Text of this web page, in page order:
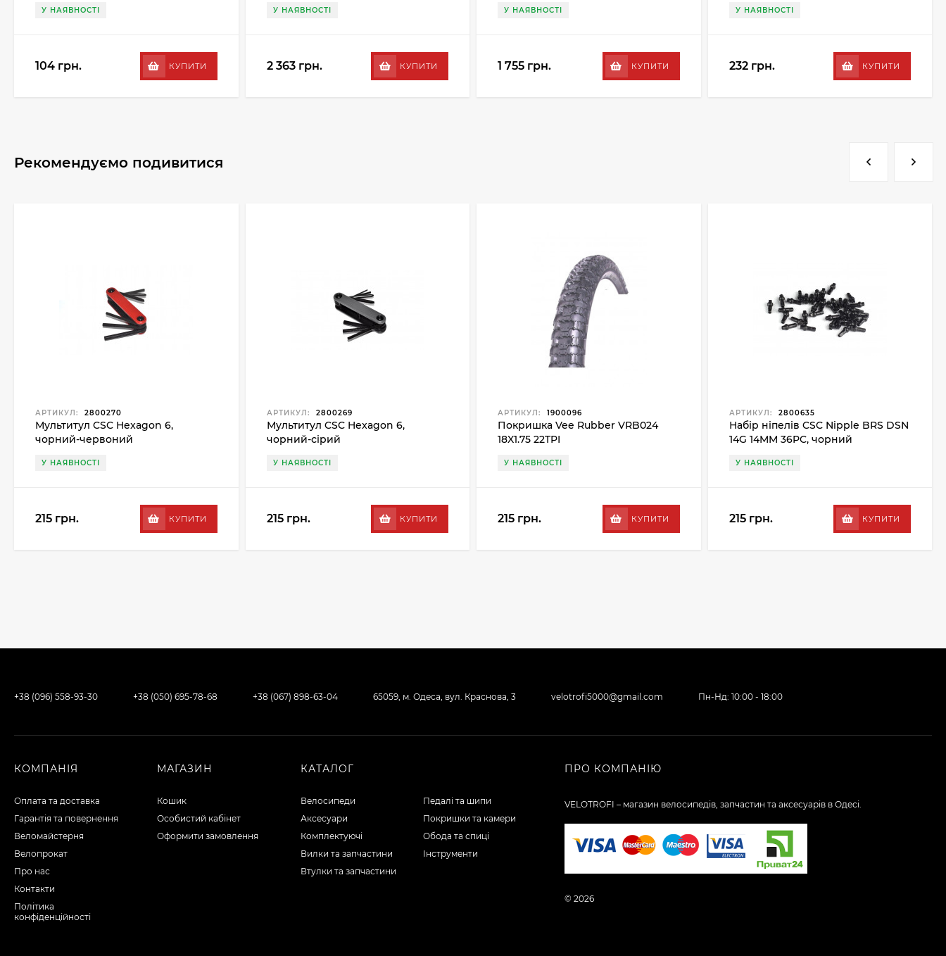
У НАЯВНОСТІ
104 грн. КУПИТИ
У НАЯВНОСТІ
2 363 грн. КУПИТИ
У НАЯВНОСТІ
1 755 грн. КУПИТИ
У НАЯВНОСТІ
232 грн. КУПИТИ
Рекомендуємо подивитися
АРТИКУЛ: 2800270
Мультитул CSC Hexagon 6,
чорний-червоний
У НАЯВНОСТІ
215 грн. КУПИТИ
АРТИКУЛ: 2800269
Мультитул CSC Hexagon 6,
чорний-сірий
У НАЯВНОСТІ
215 грн. КУПИТИ
АРТИКУЛ: 1900096
Покришка Vee Rubber VRB024
18X1.75 22TPI
У НАЯВНОСТІ
215 грн. КУПИТИ
АРТИКУЛ: 2800635
Набір ніпелів CSC Nipple BRS DSN
14G 14MM 36PC, чорний
У НАЯВНОСТІ
215 грн. КУПИТИ
+38 (096) 558-93-30 +38 (050) 695-78-68 +38 (067) 898-63-04 65059, м. Одеса, вул. Краснова, 3 velotrofi5000@gmail.com Пн-Нд: 10:00 - 18:00
КОМПАНІЯ
Оплата та доставка
Гарантія та повернення
Веломайстерня
Велопрокат
Про нас
Контакти
Політика
конфіденційності
МАГАЗИН
Кошик
Особистий кабінет
Оформити замовлення
КАТАЛОГ
Велосипеди
Аксесуари
Комплектуючі
Вилки та запчастини
Втулки та запчастини
Педалі та шипи
Покришки та камери
Обода та спиці
Інструменти
ПРО КОМПАНІЮ
VELOTROFI – магазин велосипедів, запчастин та аксесуарів в Одесі.
© 2026